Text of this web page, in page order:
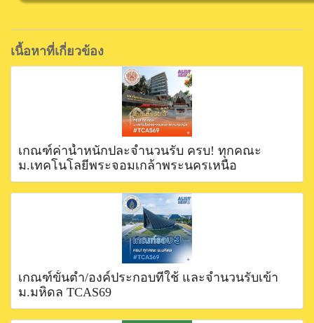
เนื้อหาที่เกี่ยวข้อง
เกณฑ์ค่าน้ำหนักปละจำนวนรับ ครบ! ทุกคณะ
ม.เทคโนโลยีพระจอมเกล้าพระนครเหนือ
เกณฑ์ขั้นตำ่/องค์ประกอบที่ใช้ และจำนวนรับเข้า
ม.มหิดล TCAS69